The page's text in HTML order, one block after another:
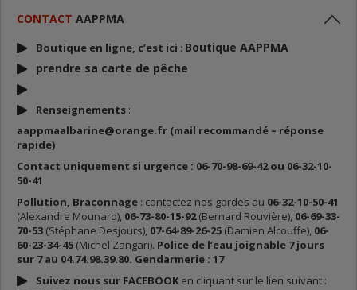
CONTACT AAPPMA
Boutique en ligne, c’est ici : Boutique AAPPMA
prendre sa carte de pêche
Renseignements :
aappmaalbarine@orange.fr (mail recommandé – réponse
rapide)
Contact uniquement si urgence : 06-70-98-69-42 ou 06-32-10-
50-41
Pollution, Braconnage : contactez nos gardes au 06-32-10-50-41
(Alexandre Mounard), 06-73-80-15-92(Bernard Rouvière), 06-69-33-
70-53 (Stéphane Desjours), 07-64-89-26-25 (Damien Alcouffe), 06-
60-23-34-45 (Michel Zangari). Police de l’eau joignable 7 jours
sur 7 au 04.74.98.39.80. Gendarmerie : 17
Suivez nous sur FACEBOOK en cliquant sur le lien suivant :